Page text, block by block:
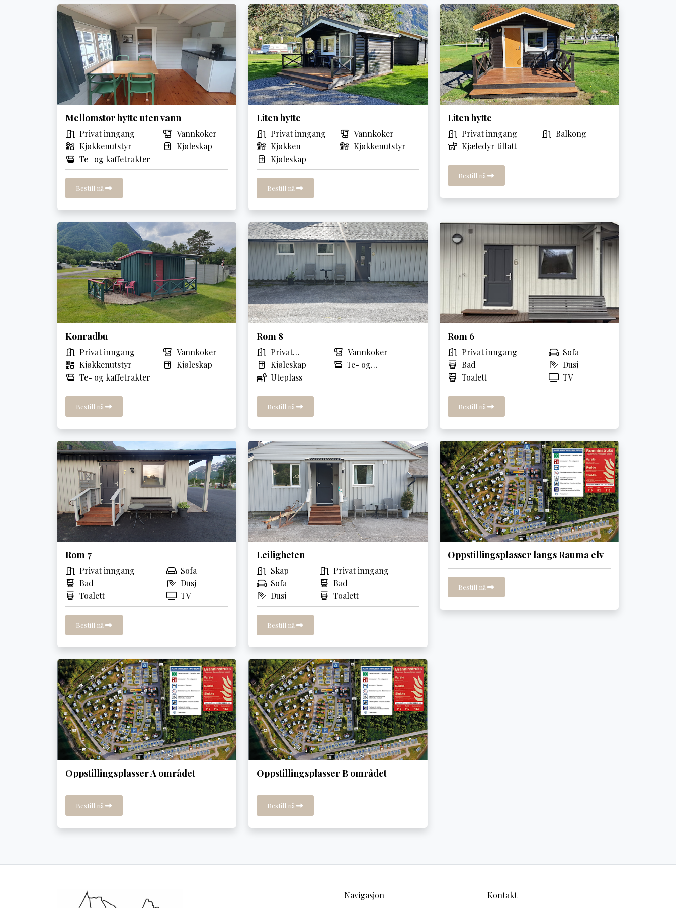
Mellomstor hytte uten vann
Privat inngang
Vannkoker
Kjøkkenutstyr
Kjøleskap
Te- og kaffetrakter
Bestill nå
Liten hytte
Privat inngang
Vannkoker
Kjøkken
Kjøkkenutstyr
Kjøleskap
Bestill nå
Liten hytte
Privat inngang
Balkong
Kjæledyr tillatt
Bestill nå
Konradbu
Privat inngang
Vannkoker
Kjøkkenutstyr
Kjøleskap
Te- og kaffetrakter
Bestill nå
Rom 8
Privat
inngang
Vannkoker
Kjøleskap
Te- og
Uteplass
Bestill nå
Rom 6
Privat inngang
Sofa
Bad
Dusj
Toalett
TV
Bestill nå
Rom 7
Privat inngang
Sofa
Bad
Dusj
Toalett
TV
Bestill nå
Leiligheten
Skap
Privat inngang
Sofa
Bad
Dusj
Toalett
Bestill nå
Oppstillingsplasser langs Rauma elv
Bestill nå
Oppstillingsplasser A området
Bestill nå
Oppstillingsplasser B området
Bestill nå
Navigasjon
Kontakt